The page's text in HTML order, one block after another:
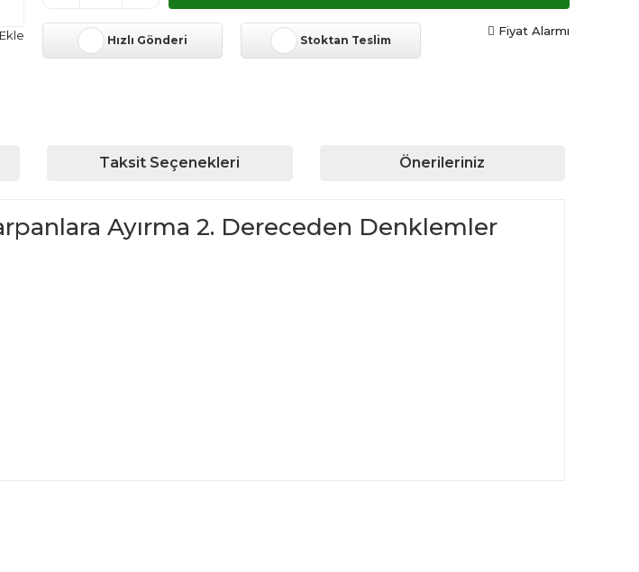
Hızlı Gönderi Stoktan Teslim
Fiyat Alarmı
Taksit Seçenekleri Önerileriniz
Ayırma 2. Dereceden Denklemler